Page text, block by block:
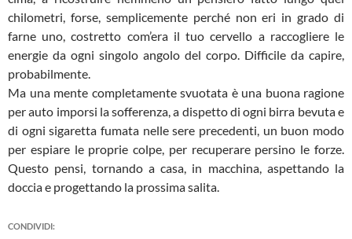
chilometri, forse, semplicemente perché non eri in grado di
farne uno, costretto com’era il tuo cervello a raccogliere le
energie da ogni singolo angolo del corpo. Difficile da capire,
probabilmente.
Ma una mente completamente svuotata è una buona ragione
per auto imporsi la sofferenza, a dispetto di ogni birra bevuta e
di ogni sigaretta fumata nelle sere precedenti, un buon modo
per espiare le proprie colpe, per recuperare persino le forze.
Questo pensi, tornando a casa, in macchina, aspettando la
doccia e progettando la prossima salita.
CONDIVIDI: